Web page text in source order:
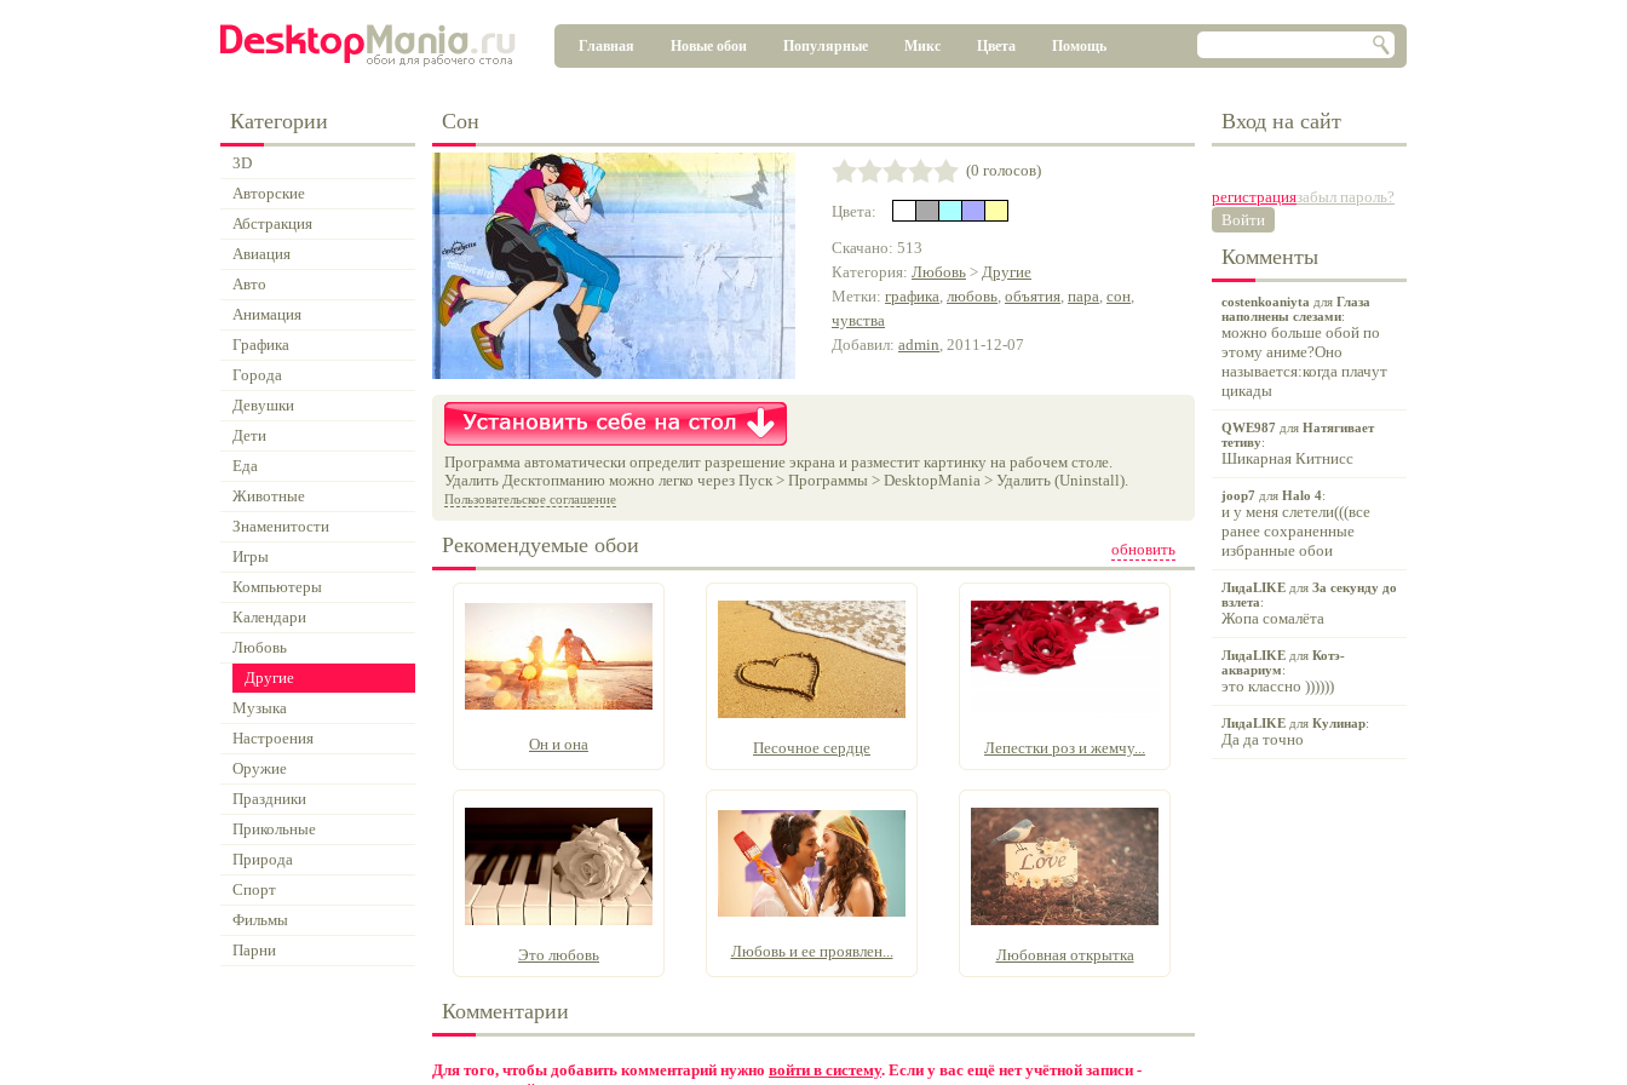
Главная Новые обои Популярные Микс Цвета Помощь
Категории
3D
Авторские
Абстракция
Авиация
Авто
Анимация
Графика
Города
Девушки
Дети
Еда
Животные
Знаменитости
Игры
Компьютеры
Календари
Любовь
Другие
Музыка
Настроения
Оружие
Праздники
Прикольные
Природа
Спорт
Фильмы
Парни
Сон
(0 голосов)
Цвета:
Скачано: 513
Категория: Любовь > Другие
Метки: графика, любовь, объятия, пара, сон,
чувства
Добавил: admin, 2011-12-07
Программа автоматически определит разрешение экрана и разместит картинку на рабочем столе.
Удалить Десктопманию можно легко через Пуск > Программы > DesktopMania > Удалить (Uninstall).
Пользовательское соглашение
обновить
Рекомендуемые обои
Он и она Песочное сердце Лепестки роз и жемчу...
Это любовь Любовь и ее проявлен... Любовная открытка
Комментарии
Для того, чтобы добавить комментарий нужно войти в систему. Если у вас ещё нет учётной записи -
Вход на сайт
регистрациязабыл пароль?
Войти
Комменты
costenkoaniyta для Глаза
наполнены слезами:
можно больше обой по
этому аниме?Оно
называется:когда плачут
цикады
QWE987 для Натягивает
тетиву:
Шикарная Китнисс
joop7 для Halo 4:
и у меня слетели(((все
ранее сохраненные
избранные обои
ЛидаLIKE для За секунду до
взлета:
Жопа сомалёта
ЛидаLIKE для Котэ-
аквариум:
это классно ))))))
ЛидаLIKE для Кулинар:
Да да точно